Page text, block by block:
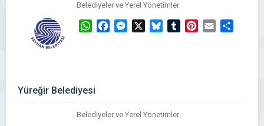
Belediyeler ve Yerel Yönetimler
WhatsAppFacebookMessengerBlueskyTumblrPinterest
Email
Yüreğir Belediyesi
Belediyeler ve Yerel Yönetimler